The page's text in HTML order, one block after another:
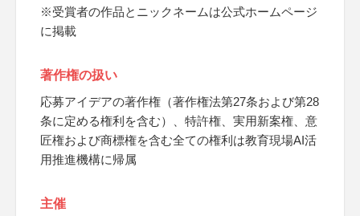
※受賞者の作品とニックネームは公式ホームページ
に掲載
著作権の扱い
応募アイデアの著作権（著作権法第27条および第28
条に定める権利を含む）、特許権、実用新案権、意
匠権および商標権を含む全ての権利は教育現場AI活
用推進機構に帰属
主催